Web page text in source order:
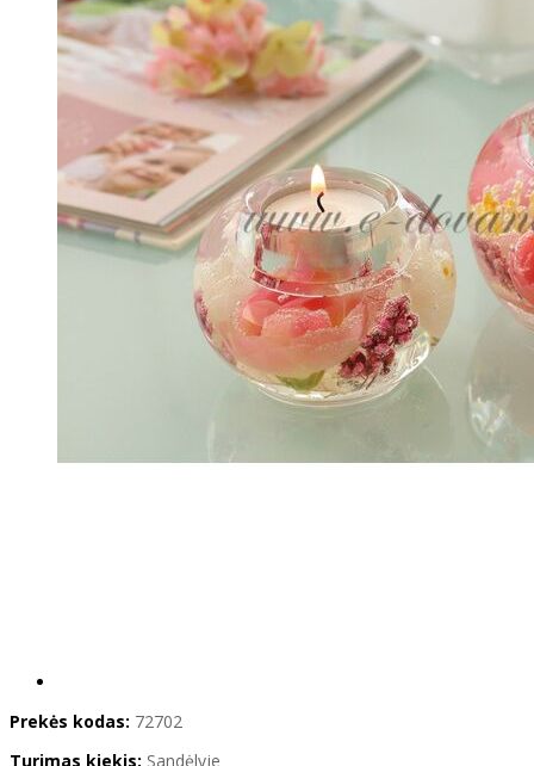
Prekės kodas: 72702
Turimas kiekis: Sandėlyje